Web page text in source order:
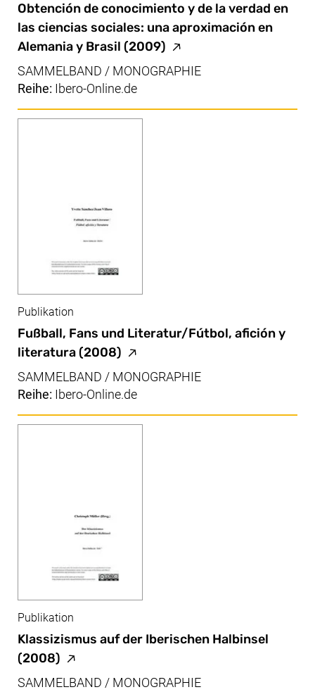
Obtención de conocimiento y de la verdad en
las ciencias sociales: una aproximación en
Alemania y Brasil (2009) (externer Link, öffnet
SAMMELBAND / MONOGRAPHIE
Reihe: Ibero-Online.de
Fußball, Fans und Literatur/Fútbol, afición y
literatura (2008) (externer Link, öffnet neues
Publikation
SAMMELBAND / MONOGRAPHIE
Reihe: Ibero-Online.de
Klassizismus auf der Iberischen Halbinsel
(2008) (externer Link, öffnet neues Fenster,
Publikation
SAMMELBAND / MONOGRAPHIE